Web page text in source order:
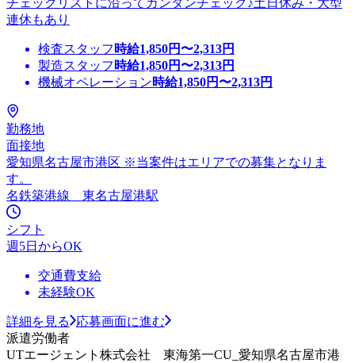
連休もあり
検査スタッフ 時給1,850円〜2,313円
製造スタッフ 時給1,850円〜2,313円
機械オペレーション時給1,850円〜2,313円
勤務地
面接地
愛知県名古屋市港区 ※当案件はエリアでの募集となりま
す。
名鉄築港線 東名古屋港駅
シフト
週5日からOK
交通費支給
未経験OK
詳細を見る
応募画面に進む
派遣労働者
UTエージェント株式会社 東海第一CU_愛知県名古屋市港